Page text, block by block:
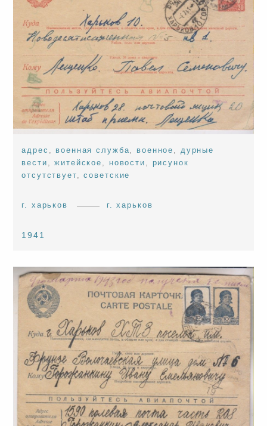
адрес , военная служба, военное , дурные
вести ,житейское , новости , рисунок
отсутствует,советские
г. харьков г. харьков
1941